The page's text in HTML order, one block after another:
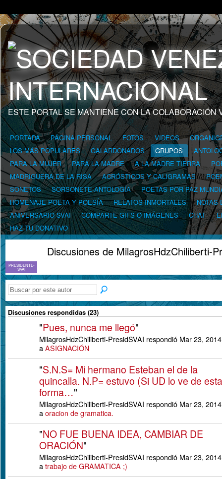
ESTE PORTAL SE MANTIENE CON LA COLABORACIÓN
PORTADA PÁGINA PERSONAL FOTOS VIDEOS
LOS MÁS POPULARES
GALARDONADOS GRUPOS
PARA LA MUJER
PARA LA MADRE A LA MADRE TIERRA
MADRIGUERA DE LA RISA
ACRÓSTICOS Y CALIGRAMAS
SONETOS
SORSONETE-ANTOLOGÍA
POETAS POR PAZ
HOMENAJE POETA Y POESÍA
RELATOS INMORTALES
NOTAS
ANIVERSARIO SVAI
COMPARTE GIFS O IMÁGENES CHAT
HAZ TU DONATIVO
PRESIDENTE-
SVAI
Discusiones de MilagrosHdzChiliberti-
Discusiones respondidas (23)
"Pues, nunca me llegó"
MilagrosHdzChiliberti-PresidSVAI respondió Mar 23, 2014
a ASIGNACIÓN
"S.N.S= Mi hermano Esteban el de la
quincalla. N.P= estuvo (Si UD lo ve de esta
forma…"
MilagrosHdzChiliberti-PresidSVAI respondió Mar 23, 2014
a oracion de gramatica.
"NO FUE BUENA IDEA, CAMBIAR DE
ORACIÓN"
MilagrosHdzChiliberti-PresidSVAI respondió Mar 23, 2014
a trabajo de GRAMATICA ;)